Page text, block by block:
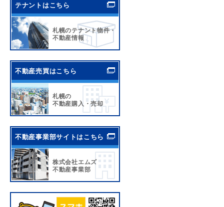
テナントはこちら
札幌のテナント物件・
不動産情報
不動産売買はこちら
札幌の
不動産購入・売却
不動産事業部サイトはこちら
株式会社エムズ
不動産事業部